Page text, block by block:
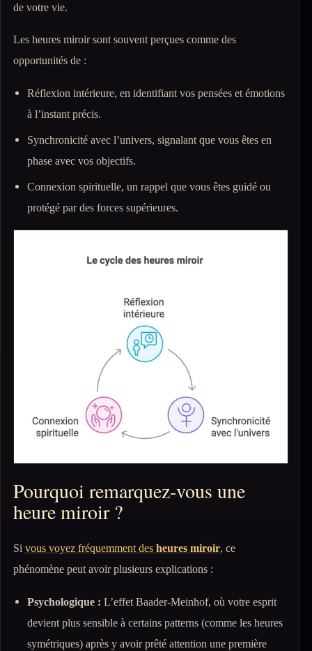
de votre vie.
Les heures miroir sont souvent perçues comme des
opportunités de :
Réflexion intérieure, en identifiant vos pensées et émotions
à l’instant précis.
Synchronicité avec l’univers, signalant que vous êtes en
phase avec vos objectifs.
Connexion spirituelle, un rappel que vous êtes guidé ou
protégé par des forces supérieures.
Pourquoi remarquez-vous une
heure miroir ?
Si vous voyez fréquemment des heures miroir, ce
phénomène peut avoir plusieurs explications :
Psychologique : L’effet Baader-Meinhof, où votre esprit
devient plus sensible à certains patterns (comme les heures
symétriques) après y avoir prêté attention une première